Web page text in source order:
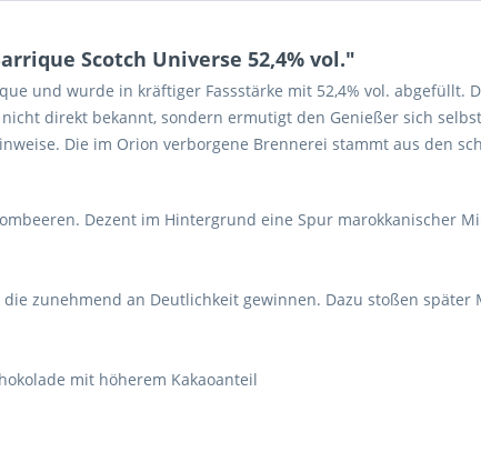
Scotch Universe 52,4% vol."
und wurde in kräftiger Fassstärke mit 52,4% vol. abgefüllt.
direkt bekannt, sondern ermutigt den Genießer sich
Die im Orion verborgene Brennerei stammt aus den
Dezent im Hintergrund eine Spur marokkanischer
zunehmend an Deutlichkeit gewinnen. Dazu stoßen später
mit höherem Kakaoanteil